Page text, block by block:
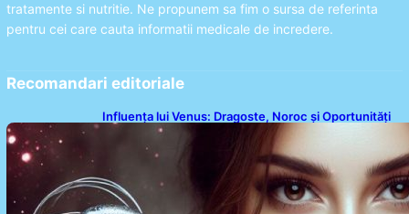
tratamente si nutritie. Ne propunem sa fim o sursa de referinta
pentru cei care cauta informatii medicale de incredere.
Recomandari editoriale
Influența lui Venus: Dragoste, Noroc și Oportunități
pentru Tauri și Balanțe în Weekendul 8-9 August